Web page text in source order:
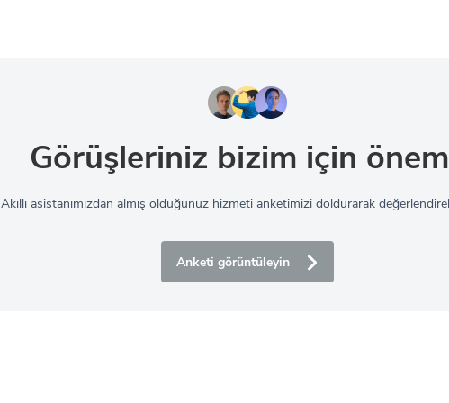
Görüşleriniz bizim için
Akıllı asistanımızdan almış olduğunuz hizmeti anketimizi doldurarak
Anketi görüntüleyin